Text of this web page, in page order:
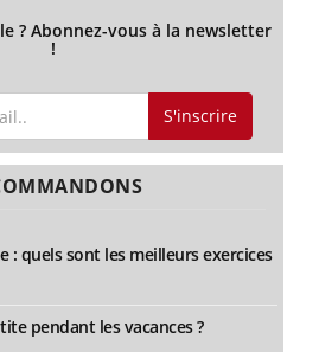
? Abonnez-vous à la newsletter
!
S'inscrire
: quels sont les meilleurs exercices
pendant les vacances ?